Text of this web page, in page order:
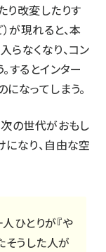
り改変したりす
が現れると、本
らなくなり、コン
するとインター
なってしまう。
の世代がおもし
になり、自由な空
ひとりが『や
そうした人が